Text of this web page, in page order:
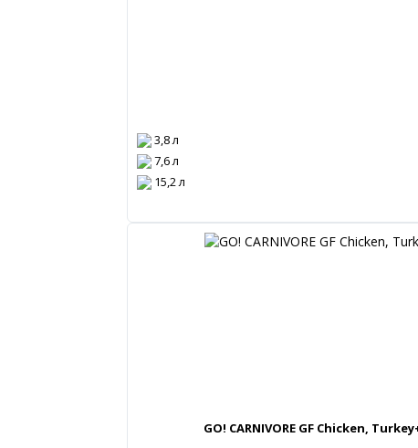
3,8 л
7,6 л
15,2 л
GO! CARNIVORE GF Chicken,